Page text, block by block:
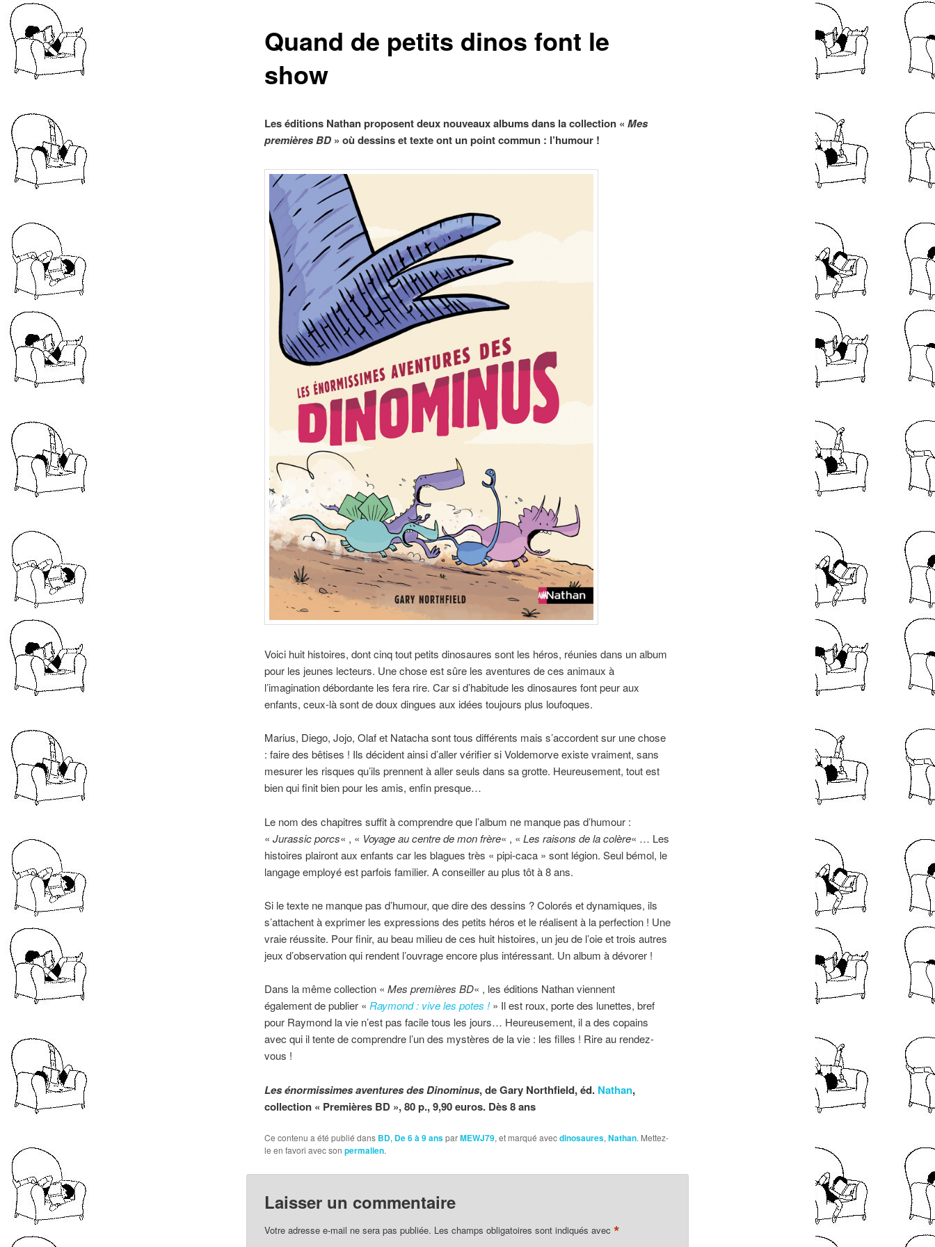
Quand de petits dinos font le
show
Les éditions Nathan proposent deux nouveaux albums dans la collection « Mes
premières BD» où dessins et texte ont un point commun : l’humour !
Voici huit histoires, dont cinq tout petits dinosaures sont les héros, réunies dans un album
pour les jeunes lecteurs. Une chose est sûre les aventures de ces animaux à
l’imagination débordante les fera rire. Car si d’habitude les dinosaures font peur aux
enfants, ceux-là sont de doux dingues aux idées toujours plus loufoques.
Marius, Diego, Jojo, Olaf et Natacha sont tous différents mais s’accordent sur une chose
: faire des bêtises ! Ils décident ainsi d’aller vérifier si Voldemorve existe vraiment, sans
mesurer les risques qu’ils prennent à aller seuls dans sa grotte. Heureusement, tout est
bien qui finit bien pour les amis, enfin presque…
Le nom des chapitres suffit à comprendre que l’album ne manque pas d’humour :
« Jurassic porcs« , « Voyage au centre de mon frère« , « Les raisons de la colère« … Les
histoires plairont aux enfants car les blagues très « pipi-caca » sont légion. Seul bémol, le
langage employé est parfois familier. A conseiller au plus tôt à 8 ans.
Si le texte ne manque pas d’humour, que dire des dessins ? Colorés et dynamiques, ils
s’attachent à exprimer les expressions des petits héros et le réalisent à la perfection ! Une
vraie réussite. Pour finir, au beau milieu de ces huit histoires, un jeu de l’oie et trois autres
jeux d’observation qui rendent l’ouvrage encore plus intéressant. Un album à dévorer !
Dans la même collection « Mes premières BD« , les éditions Nathan viennent
également de publier « Raymond : vive les potes !» Il est roux, porte des lunettes, bref
pour Raymond la vie n’est pas facile tous les jours… Heureusement, il a des copains
avec qui il tente de comprendre l’un des mystères de la vie : les filles ! Rire au rendez-
vous !
Les énormissimes aventures des Dinominus, de Gary Northfield, éd. Nathan,
collection « Premières BD », 80 p., 9,90 euros. Dès 8 ans
Ce contenu a été publié dans BD, De 6 à 9 ansparMEWJ79, et marqué avecdinosaures, Nathan. Mettez-
le en favori avec son permalien.
Laisser un commentaire
Votre adresse e-mail ne sera pas publiée. Les champs obligatoires sont indiqués avec *